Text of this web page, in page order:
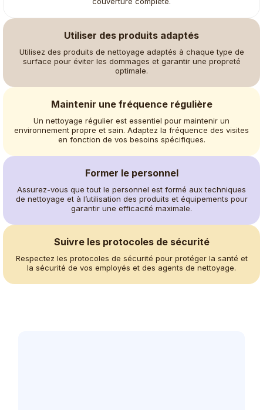
Utiliser des produits adaptés
Utilisez des produits de nettoyage adaptés à chaque type de
surface pour éviter les dommages et garantir une propreté
optimale.
Maintenir une fréquence régulière
Un nettoyage régulier est essentiel pour maintenir un
environnement propre et sain. Adaptez la fréquence des visites
en fonction de vos besoins spécifiques.
Former le personnel
Assurez-vous que tout le personnel est formé aux techniques
de nettoyage et à l’utilisation des produits et équipements pour
garantir une efficacité maximale.
Suivre les protocoles de sécurité
Respectez les protocoles de sécurité pour protéger la santé et
la sécurité de vos employés et des agents de nettoyage.